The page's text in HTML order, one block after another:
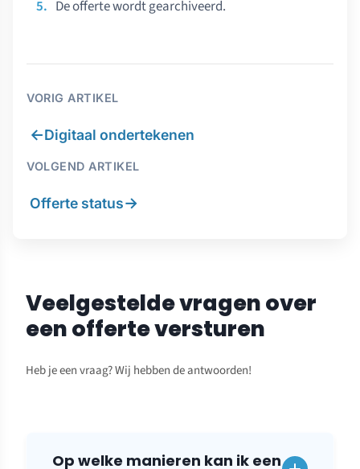
De offerte wordt gearchiveerd.
VORIG ARTIKEL
←Digitaal ondertekenen
VOLGEND ARTIKEL
Offerte status→
Veelgestelde vragen over
een offerte versturen
Heb je een vraag? Wij hebben de antwoorden!
Op welke manieren kan ik een